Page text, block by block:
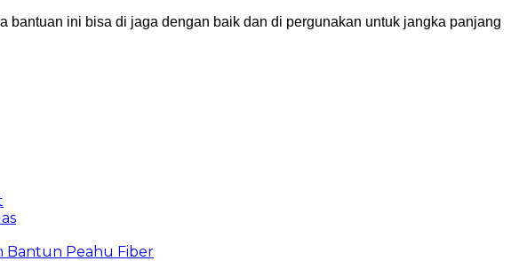
ini bisa di jaga dengan baik dan di pergunakan untuk jangka panjang
Bantun Peahu Fiber